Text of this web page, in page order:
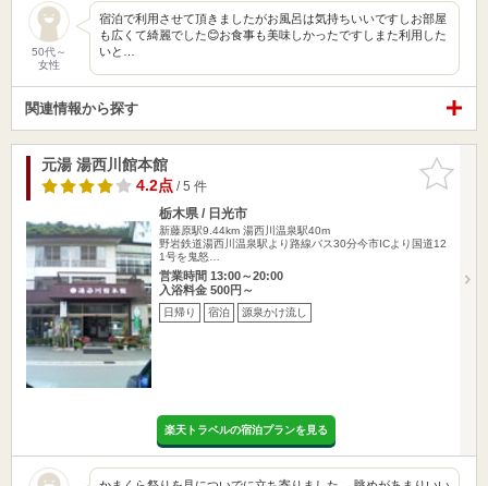
50代～
女性
宿泊で利用させて頂きましたがお風呂は気持ちいいですしお部屋
も広くて綺麗でした😊お食事も美味しかったですしまた利用した
いと…
関連情報から探す
お気に入
りに追加
元湯 湯西川館本館
4.2点/ 5 件
栃木県 / 日光市
新藤原駅9.44km 湯西川温泉駅40m
野岩鉄道湯西川温泉駅より路線バス30分今市ICより国道12
1号を鬼怒…
営業時間 13:00～20:00
入浴料金 500円～
日帰り 宿泊 源泉かけ流し
楽天トラベルの宿泊プランを見る